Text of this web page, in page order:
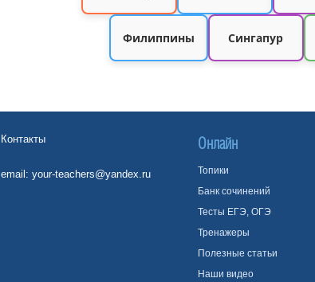
Филиппины Сингапур
Контакты
email: your-teachers@yandex.ru
Онлайн
Топики
Банк сочинений
Тесты ЕГЭ, ОГЭ
Тренажеры
Полезные статьи
Наши видео